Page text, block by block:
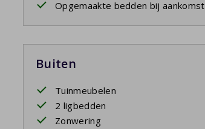
Opgemaakte bedden bij aankomst
Buiten
Tuinmeubelen
2 ligbedden
Zonwering